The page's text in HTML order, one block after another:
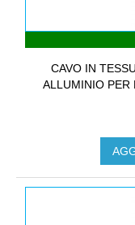
CAVO IN
ALLUMINIO PER